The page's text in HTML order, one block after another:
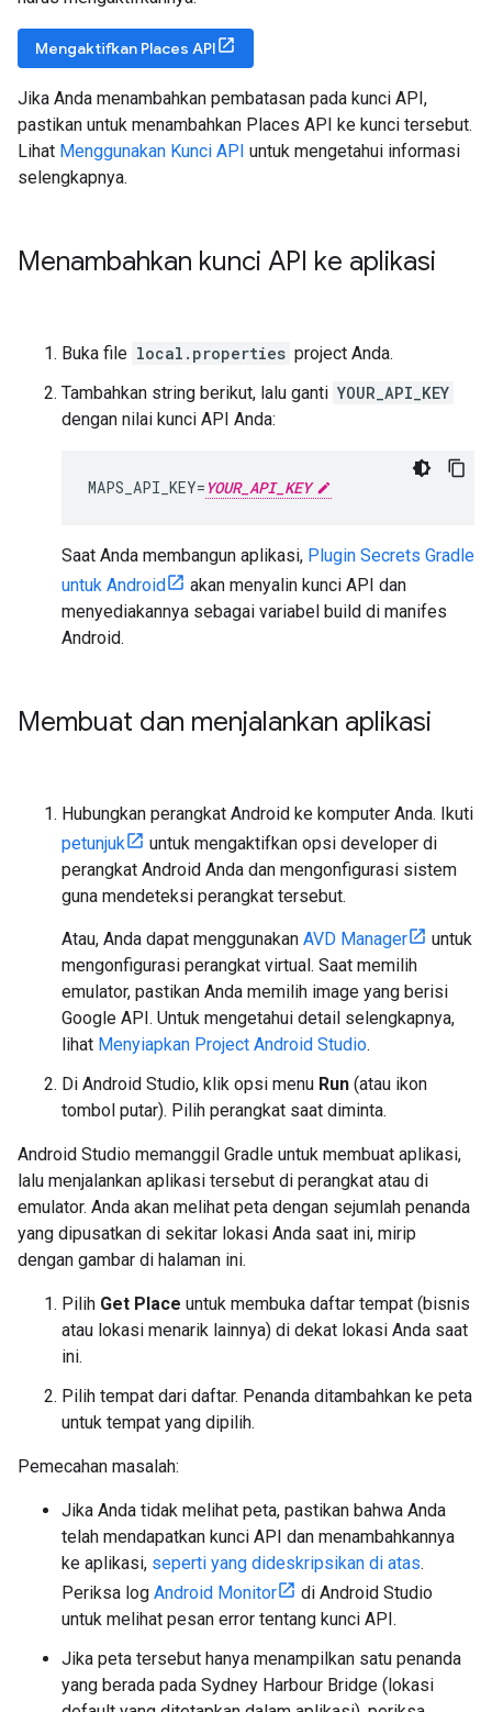
Mengaktifkan Places API
Jika Anda menambahkan pembatasan pada kunci API,
pastikan untuk menambahkan Places API ke kunci tersebut.
Lihat Menggunakan Kunci API untuk mengetahui informasi
selengkapnya.
Menambahkan kunci API ke aplikasi
Buka file local.properties project Anda.
Tambahkan string berikut, lalu ganti YOUR_API_KEY
dengan nilai kunci API Anda:
MAPS_API_KEY= YOUR_API_KEY
Saat Anda membangun aplikasi, Plugin Secrets Gradle
untuk Android
akan menyalin kunci API dan
menyediakannya sebagai variabel build di manifes
Android.
Membuat dan menjalankan aplikasi
Hubungkan perangkat Android ke komputer Anda. Ikuti
petunjuk
untuk mengaktifkan opsi developer di
perangkat Android Anda dan mengonfigurasi sistem
guna mendeteksi perangkat tersebut.
Atau, Anda dapat menggunakan AVD Manager
untuk
mengonfigurasi perangkat virtual. Saat memilih
emulator, pastikan Anda memilih image yang berisi
Google API. Untuk mengetahui detail selengkapnya,
lihat Menyiapkan Project Android Studio.
Di Android Studio, klik opsi menu Run (atau ikon
tombol putar). Pilih perangkat saat diminta.
Android Studio memanggil Gradle untuk membuat aplikasi,
lalu menjalankan aplikasi tersebut di perangkat atau di
emulator. Anda akan melihat peta dengan sejumlah penanda
yang dipusatkan di sekitar lokasi Anda saat ini, mirip
dengan gambar di halaman ini.
Pilih Get Place untuk membuka daftar tempat (bisnis
atau lokasi menarik lainnya) di dekat lokasi Anda saat
ini.
Pilih tempat dari daftar. Penanda ditambahkan ke peta
untuk tempat yang dipilih.
Pemecahan masalah:
Jika Anda tidak melihat peta, pastikan bahwa Anda
telah mendapatkan kunci API dan menambahkannya
ke aplikasi, seperti yang dideskripsikan di atas.
Periksa log Android Monitor
di Android Studio
untuk melihat pesan error tentang kunci API.
Jika peta tersebut hanya menampilkan satu penanda
yang berada pada Sydney Harbour Bridge (lokasi